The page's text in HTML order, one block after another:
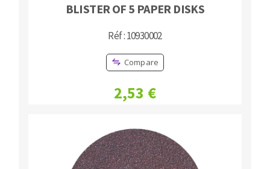
BLISTER OF 5 PAPER DISKS
Réf : 10930002
Compare
2,53 €